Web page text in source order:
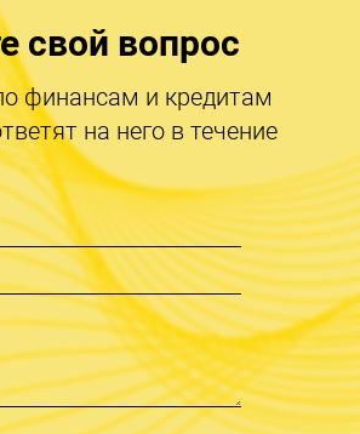
свой вопрос
финансам и кредитам
на него в течение